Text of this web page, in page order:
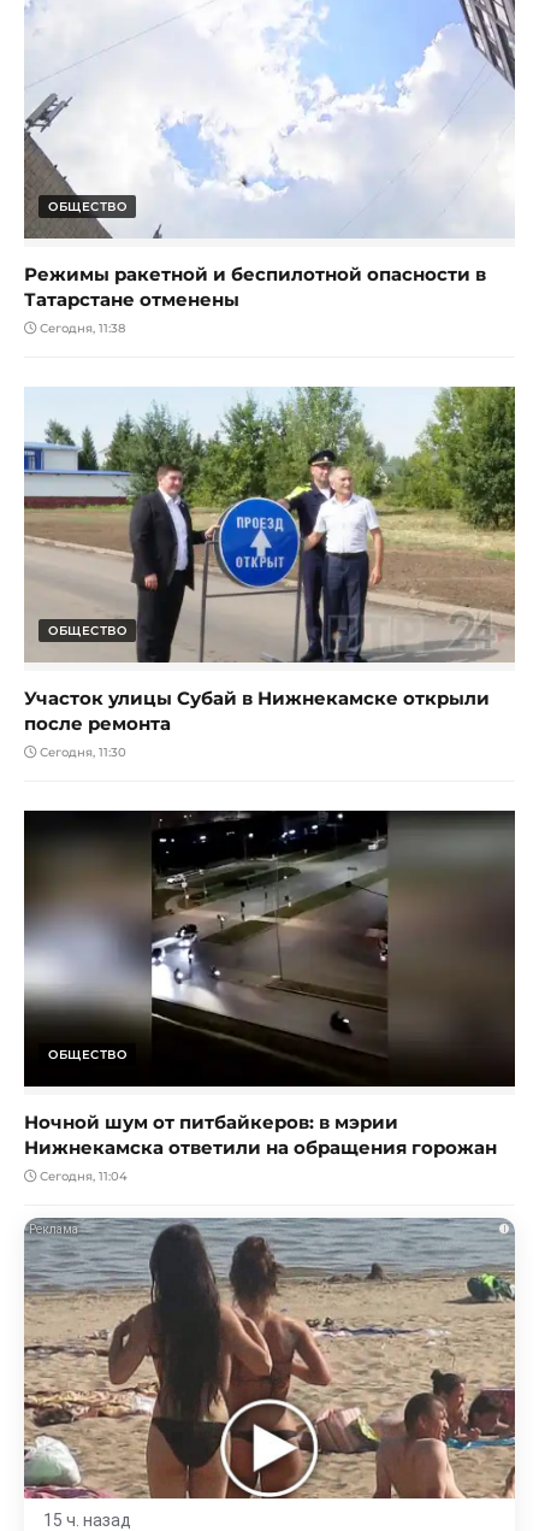
ОБЩЕСТВО
Режимы ракетной и беспилотной опасности в
Татарстане отменены
Сегодня, 11:38
ОБЩЕСТВО
Участок улицы Субай в Нижнекамске открыли
после ремонта
Сегодня, 11:30
ОБЩЕСТВО
Ночной шум от питбайкеров: в мэрии
Нижнекамска ответили на обращения горожан
Сегодня, 11:04
i
15 ч. назад